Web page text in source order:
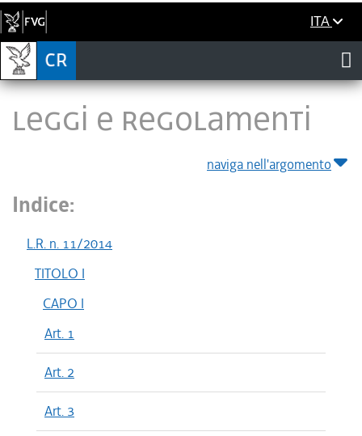
ITA
LEGGI E REGOLAMENTI
naviga nell'argomento
Indice:
L.R. n. 11/2014
TITOLO I
CAPO I
Art. 1
Art. 2
Art. 3